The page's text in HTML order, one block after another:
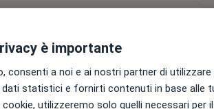
anni mi occupo di endocrinologia
è importante
consenti a noi e ai nostri partner di
statistici e fornirti contenuti in base alle
utilizzeremo solo quelli necessari